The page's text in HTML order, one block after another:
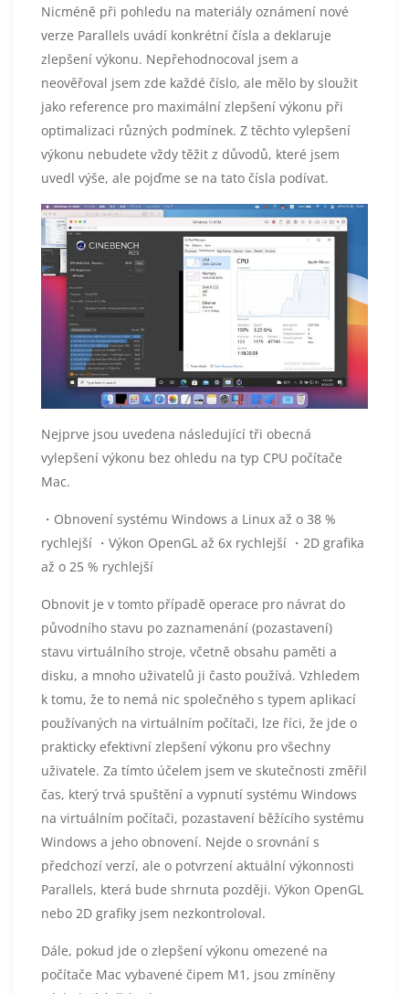
Nicméně při pohledu na materiály oznámení nové
verze Parallels uvádí konkrétní čísla a deklaruje
zlepšení výkonu. Nepřehodnocoval jsem a
neověřoval jsem zde každé číslo, ale mělo by sloužit
jako reference pro maximální zlepšení výkonu při
optimalizaci různých podmínek. Z těchto vylepšení
výkonu nebudete vždy těžit z důvodů, které jsem
uvedl výše, ale pojďme se na tato čísla podívat.
Nejprve jsou uvedena následující tři obecná
vylepšení výkonu bez ohledu na typ CPU počítače
Mac.
・Obnovení systému Windows a Linux až o 38 %
rychlejší ・Výkon OpenGL až 6x rychlejší ・2D grafika
až o 25 % rychlejší
Obnovit je v tomto případě operace pro návrat do
původního stavu po zaznamenání (pozastavení)
stavu virtuálního stroje, včetně obsahu paměti a
disku, a mnoho uživatelů ji často používá. Vzhledem
k tomu, že to nemá nic společného s typem aplikací
používaných na virtuálním počítači, lze říci, že jde o
prakticky efektivní zlepšení výkonu pro všechny
uživatele. Za tímto účelem jsem ve skutečnosti změřil
čas, který trvá spuštění a vypnutí systému Windows
na virtuálním počítači, pozastavení běžícího systému
Windows a jeho obnovení. Nejde o srovnání s
předchozí verzí, ale o potvrzení aktuální výkonnosti
Parallels, která bude shrnuta později. Výkon OpenGL
nebo 2D grafiky jsem nezkontroloval.
Dále, pokud jde o zlepšení výkonu omezené na
počítače Mac vybavené čipem M1, jsou zmíněny